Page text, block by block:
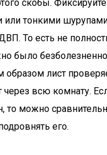
скобы.
тонкими
То есть не
было
образом лист
всю комнату.
то можно
его.